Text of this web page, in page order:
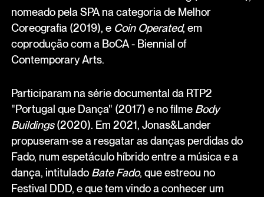
nomeado pela SPA na categoria de Melhor
Coreografia (2019), e Coin Operated, em
coprodução com a BoCA - Biennial of
Contemporary Arts.
Participaram na série documental da RTP2
"Portugal que Dança" (2017) e no filme Body
Buildings(2020). Em 2021, Jonas&Lander
propuseram-se a resgatar as danças perdidas do
Fado, num espetáculo híbrido entre a música e a
dança, intitulado Bate Fado, que estreou no
Festival DDD, e que tem vindo a conhecer um